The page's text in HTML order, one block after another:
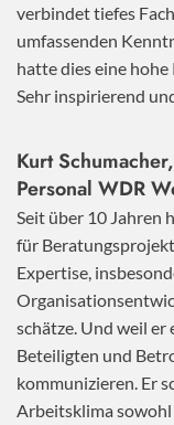
verbindet tiefes
umfassenden
hatte dies eine
Sehr inspirierend
Kurt
Personal WDR
Seit über 10 Jahren
für
Expertise,
schätze. Und weil er
Beteiligten und
kommunizieren. Er
Arbeitsklima sowohl